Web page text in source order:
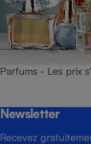
Parfums - Les prix
Newsletter
Recevez